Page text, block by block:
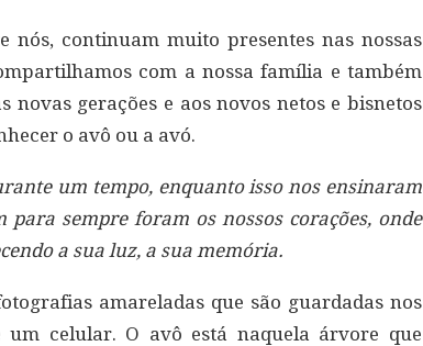
nós, continuam muito presentes nas nossas
com a nossa família e também
novas gerações e aos novos netos e bisnetos
o avô ou a avó.
um tempo, enquanto isso nos ensinaram
sempre foram os nossos corações, onde
a sua luz, a sua memória.
amareladas que são guardadas nos
celular. O avô está naquela árvore que